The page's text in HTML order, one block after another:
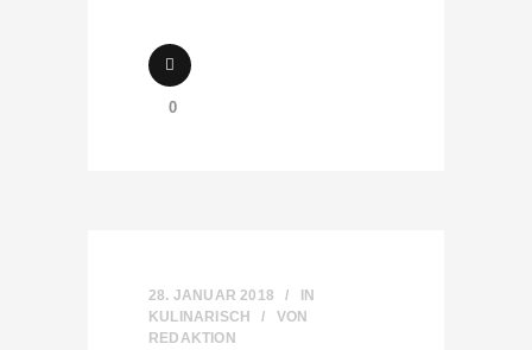
0
28. JANUAR 2018
IN
KULINARISCH
VON
REDAKTION